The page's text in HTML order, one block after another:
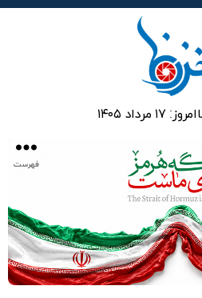
امروز: ۱۷ مرداد ۱۴۰۵
فهرست